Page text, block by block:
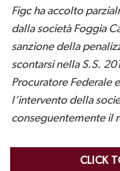
Figc ha accolto
dalla società Foggia
sanzione della
scontarsi nella S.S.
Procuratore Federale
l’intervento della
conseguentemente il
CLICK